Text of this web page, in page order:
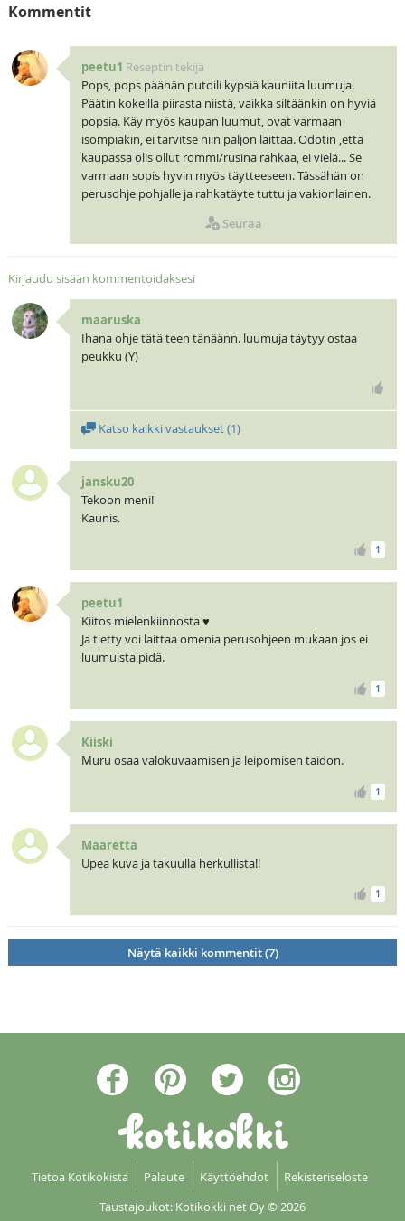
Kommentit
peetu1 Reseptin tekijä
Pops, pops päähän putoili kypsiä kauniita luumuja.
Päätin kokeilla piirasta niistä, vaikka siltäänkin on hyviä
popsia. Käy myös kaupan luumut, ovat varmaan
isompiakin, ei tarvitse niin paljon laittaa. Odotin ,että
kaupassa olis ollut rommi/rusina rahkaa, ei vielä... Se
varmaan sopis hyvin myös täytteeseen. Tässähän on
perusohje pohjalle ja rahkatäyte tuttu ja vakionlainen.
Seuraa
Kirjaudu sisään kommentoidaksesi
maaruska
Ihana ohje tätä teen tänäänn. luumuja täytyy ostaa
peukku (Y)
Katso kaikki vastaukset (1)
jansku20
Tekoon meni!
Kaunis.
1
peetu1
Kiitos mielenkiinnosta ♥
Ja tietty voi laittaa omenia perusohjeen mukaan jos ei
luumuista pidä.
1
Kiiski
Muru osaa valokuvaamisen ja leipomisen taidon.
1
Maaretta
Upea kuva ja takuulla herkullista!!
1
Näytä kaikki kommentit (7)
Tietoa Kotikokista Palaute Käyttöehdot
Rekisteriseloste
Taustajoukot: Kotikokki net Oy© 2026